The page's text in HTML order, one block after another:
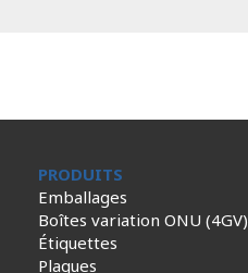
PRODUITS
Emballages
Boîtes variation ONU (4GV)
Étiquettes
Plaques